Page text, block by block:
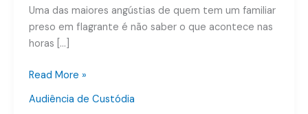
Uma das maiores angústias de quem tem um familiar
preso em flagrante é não saber o que acontece nas
horas […]
Read More »
Audiência de Custódia